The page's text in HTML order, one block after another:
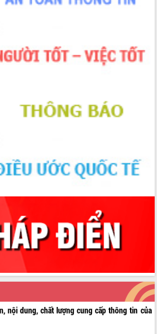
nội dung, chất lượng cung cấp thông tin của